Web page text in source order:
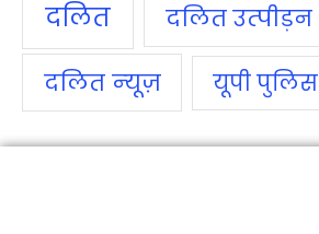
दलित दलित उत्‍पीड़न
दलित न्‍यूज़ यूपी पुलिस